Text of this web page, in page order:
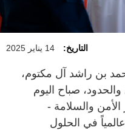
التاريخ: 14 يناير 2025
بن راشد آل مكتوم،
صباح اليوم
الأمن والسلامة -
عالمياً في الحلول